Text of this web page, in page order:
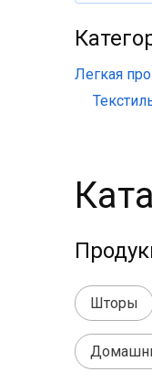
Легкая
Шторы